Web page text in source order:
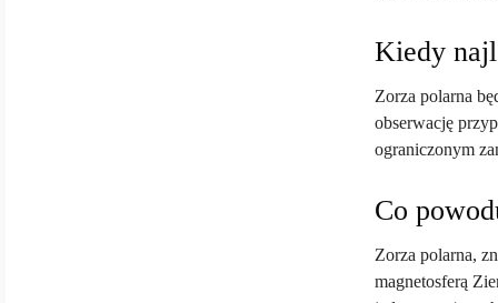
Kiedy
Zorza polarna
obserwację
ograniczonym
Co
Zorza polarna,
magnetosferą